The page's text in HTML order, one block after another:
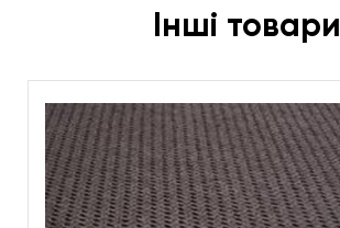
Інші товари